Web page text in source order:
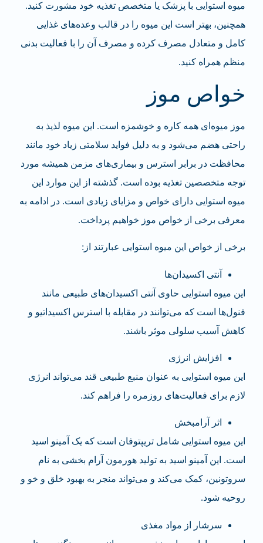
میوه استوایی با پزشک یا متخصص تغذیه خود مشورت کنید.
همچنین، بهتر است این میوه را در قالب وعده‌های غذایی
کامل و متعادل مصرف کرده و مصرف آن را با فعالیت بدنی
منظم همراه کنید.
خواص موز
موز میوه‌ای همه کاره و خوشمزه است. این میوه لذیذ به
راحتی هضم می‌شود و به دلیل فواید سلامتی زیاد خود مانند
محافظت در برابر استرس و بیماری‌های مزمن همیشه مورد
توجه متخصصین تغذیه بوده است. گذشته از این موارد این
میوه استوایی دارای خواص و مزایای زیادی است. در ادامه به
معرفی برخی از خواص موز خواهیم پرداخت.
برخی از خواص این میوه استوایی عبارتند از:
آنتی اکسیدان‌ها
این میوه استوایی حاوی آنتی اکسیدان‌های طبیعی مانند
فنول‌ها است که می‌توانند در مقابله با استرس اکسیداتیو و
کاهش آسیب سلولی موثر باشند.
افزایش انرژی
این میوه استوایی به عنوان منبع طبیعی قند می‌تواند انرژی
لازم برای فعالیت‌های روزمره را فراهم کند.
اثر آرامبخش
این میوه استوایی شامل تریپتوفان است که یک آمینو اسید
است. این آمینو اسید به تولید هورمون آرام بخشی به نام
سروتونین، کمک می‌کند و می‌تواند منجر به بهبود خلق و خو و
روحیه شود.
سرشار از مواد مغذی